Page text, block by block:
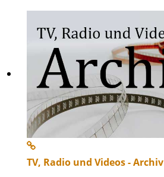
TV, Radio und Videos - Archiv